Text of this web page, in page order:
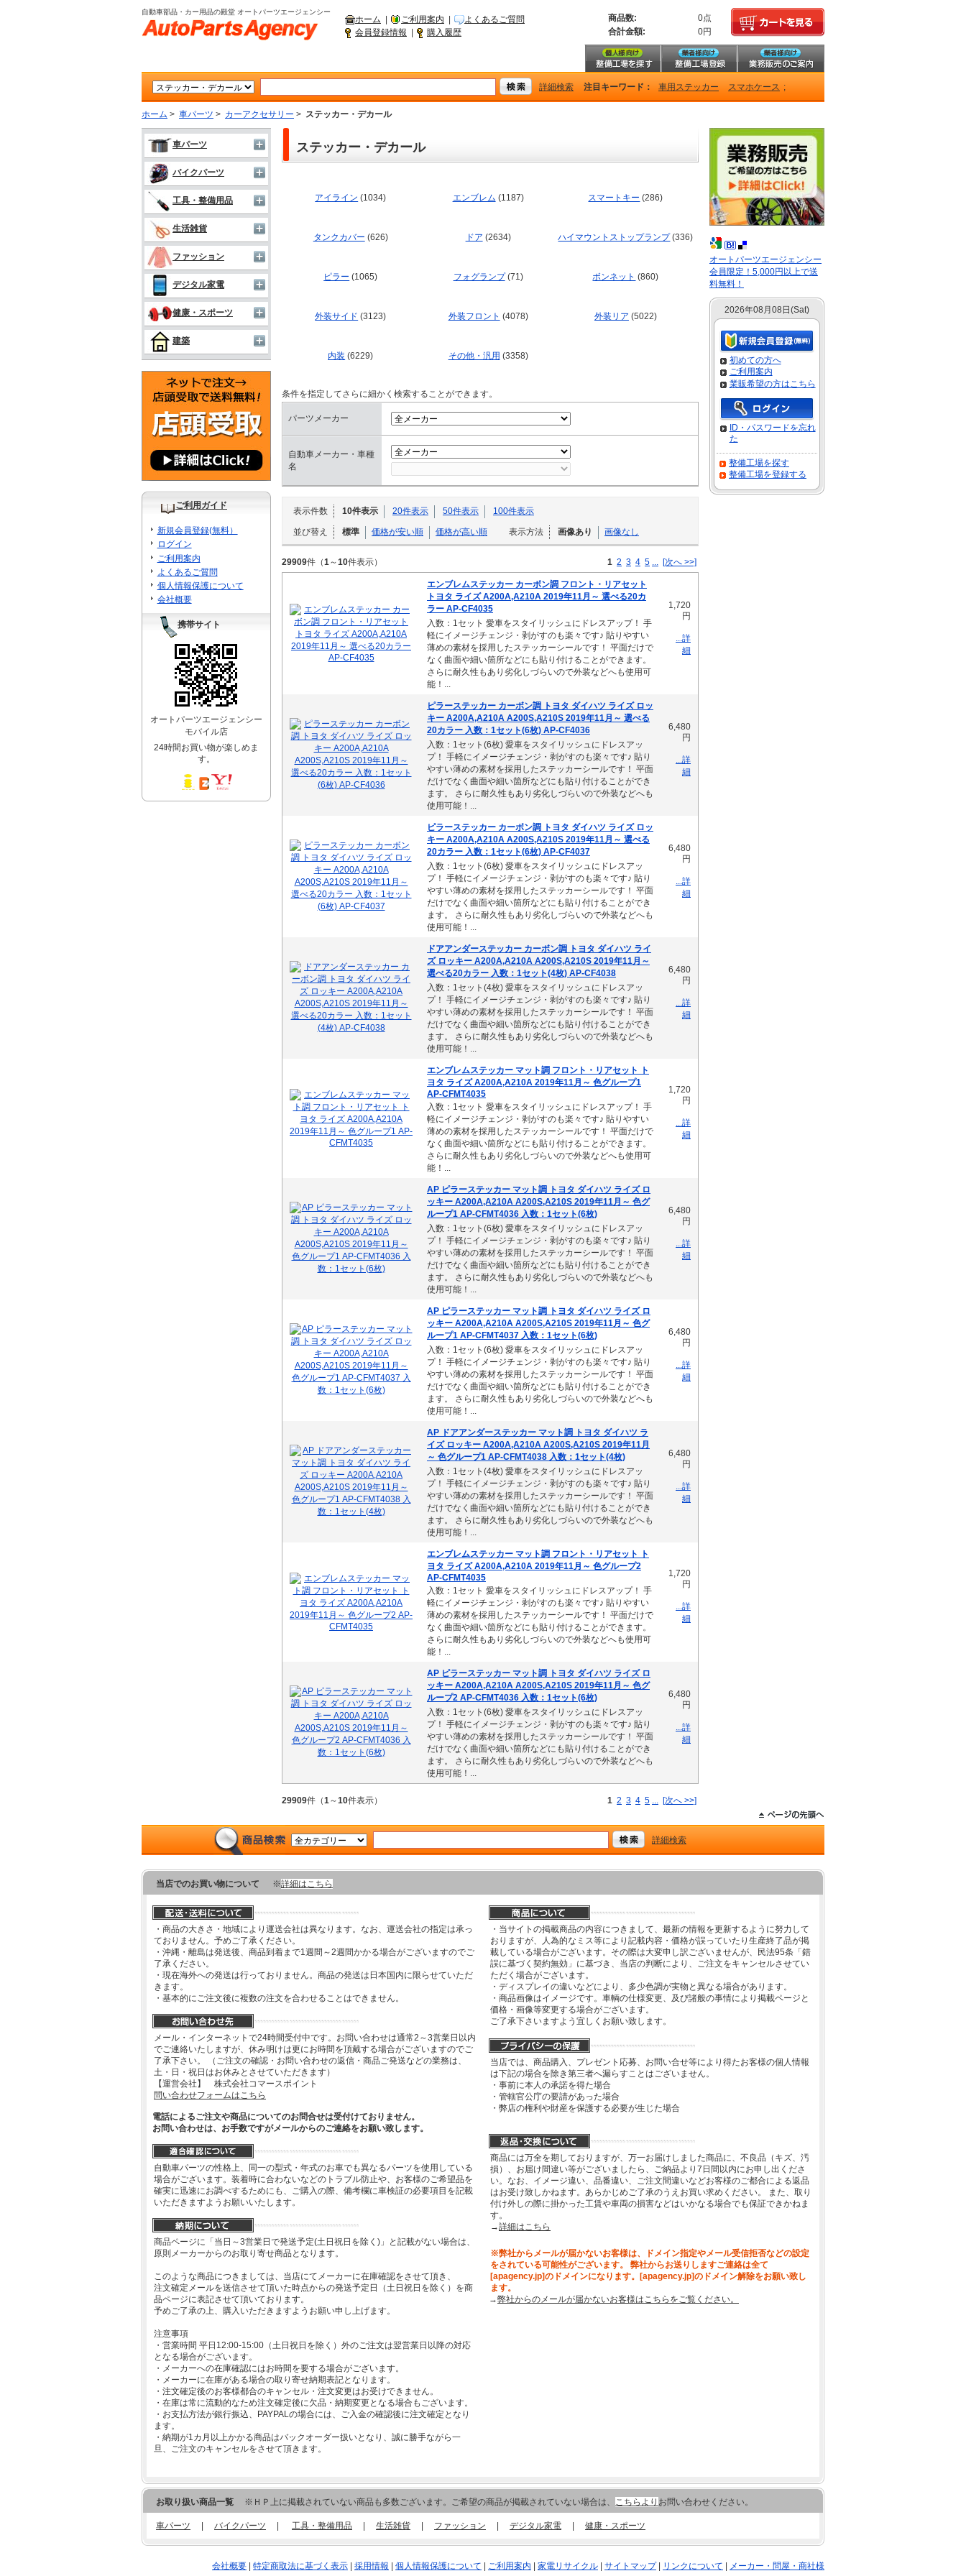
自動車部品・カー用品の殿堂 オートパーツエージェンシー
ホーム ご利用案内
よくあるご質問
会員登録情報
購入履歴
商品数:
0点
合計金額:
0円
詳細検索 注目キーワード： 車用ステッカー スマホケース ;
ホーム > 車パーツ > カーアクセサリー > ステッカー・デカール
車パーツ
バイクパーツ
工具・整備用品
生活雑貨
ファッション
デジタル家電
健康・スポーツ
建築
ご利用ガイド
新規会員登録(無料）
ログイン
ご利用案内
よくあるご質問
個人情報保護について
会社概要
携帯サイト
オートパーツエージェンシー
モバイル店
24時間お買い物が楽しめま
す。
ステッカー・デカール
アイライン (1034) エンブレム (1187) スマートキー (286)
タンクカバー (626) ドア (2634) ハイマウントストップランプ(336)
ピラー (1065) フォグランプ(71) ボンネット (860)
外装サイド (3123) 外装フロント (4078) 外装リア (5022)
内装 (6229) その他・汎用 (3358)
条件を指定してさらに細かく検索することができます。
パーツメーカー
自動車メーカー・車種
名
表示件数 10件表示 20件表示 50件表示 100件表示
並び替え 標準 価格が安い順 価格が高い順 表示方法 画像あり 画像なし
29909件（1～10件表示） 1 2 3 4 5 ... [次へ >>]
エンブレムステッカー カーボン調 フロント・リアセット
トヨタ ライズ A200A,A210A 2019年11月～ 選べる20カ
ラー AP-CF4035
入数：1セット 愛車をスタイリッシュにドレスアップ！ 手
軽にイメージチェンジ・剥がすのも楽々です♪ 貼りやすい
薄めの素材を採用したステッカーシールです！ 平面だけで
なく曲面や細い箇所などにも貼り付けることができます。
さらに耐久性もあり劣化しづらいので外装などへも使用可
能！...
1,720
円
...詳
細
ピラーステッカー カーボン調 トヨタ ダイハツ ライズ ロッ
キー A200A,A210A A200S,A210S 2019年11月～ 選べる
20カラー 入数：1セット(6枚) AP-CF4036
入数：1セット(6枚) 愛車をスタイリッシュにドレスアッ
プ！ 手軽にイメージチェンジ・剥がすのも楽々です♪ 貼り
やすい薄めの素材を採用したステッカーシールです！ 平面
だけでなく曲面や細い箇所などにも貼り付けることができ
ます。 さらに耐久性もあり劣化しづらいので外装などへも
使用可能！...
6,480
円
...詳
細
ピラーステッカー カーボン調 トヨタ ダイハツ ライズ ロッ
キー A200A,A210A A200S,A210S 2019年11月～ 選べる
20カラー 入数：1セット(6枚) AP-CF4037
入数：1セット(6枚) 愛車をスタイリッシュにドレスアッ
プ！ 手軽にイメージチェンジ・剥がすのも楽々です♪ 貼り
やすい薄めの素材を採用したステッカーシールです！ 平面
だけでなく曲面や細い箇所などにも貼り付けることができ
ます。 さらに耐久性もあり劣化しづらいので外装などへも
使用可能！...
6,480
円
...詳
細
ドアアンダーステッカー カーボン調 トヨタ ダイハツ ライ
ズ ロッキー A200A,A210A A200S,A210S 2019年11月～
選べる20カラー 入数：1セット(4枚) AP-CF4038
入数：1セット(4枚) 愛車をスタイリッシュにドレスアッ
プ！ 手軽にイメージチェンジ・剥がすのも楽々です♪ 貼り
やすい薄めの素材を採用したステッカーシールです！ 平面
だけでなく曲面や細い箇所などにも貼り付けることができ
ます。 さらに耐久性もあり劣化しづらいので外装などへも
使用可能！...
6,480
円
...詳
細
エンブレムステッカー マット調 フロント・リアセット ト
ヨタ ライズ A200A,A210A 2019年11月～ 色グループ1
AP-CFMT4035
入数：1セット 愛車をスタイリッシュにドレスアップ！ 手
軽にイメージチェンジ・剥がすのも楽々です♪ 貼りやすい
薄めの素材を採用したステッカーシールです！ 平面だけで
なく曲面や細い箇所などにも貼り付けることができます。
さらに耐久性もあり劣化しづらいので外装などへも使用可
能！...
1,720
円
...詳
細
AP ピラーステッカー マット調 トヨタ ダイハツ ライズ ロ
ッキー A200A,A210A A200S,A210S 2019年11月～ 色グ
ループ1 AP-CFMT4036 入数：1セット(6枚)
入数：1セット(6枚) 愛車をスタイリッシュにドレスアッ
プ！ 手軽にイメージチェンジ・剥がすのも楽々です♪ 貼り
やすい薄めの素材を採用したステッカーシールです！ 平面
だけでなく曲面や細い箇所などにも貼り付けることができ
ます。 さらに耐久性もあり劣化しづらいので外装などへも
使用可能！...
6,480
円
...詳
細
AP ピラーステッカー マット調 トヨタ ダイハツ ライズ ロ
ッキー A200A,A210A A200S,A210S 2019年11月～ 色グ
ループ1 AP-CFMT4037 入数：1セット(6枚)
入数：1セット(6枚) 愛車をスタイリッシュにドレスアッ
プ！ 手軽にイメージチェンジ・剥がすのも楽々です♪ 貼り
やすい薄めの素材を採用したステッカーシールです！ 平面
だけでなく曲面や細い箇所などにも貼り付けることができ
ます。 さらに耐久性もあり劣化しづらいので外装などへも
使用可能！...
6,480
円
...詳
細
AP ドアアンダーステッカー マット調 トヨタ ダイハツ ラ
イズ ロッキー A200A,A210A A200S,A210S 2019年11月
～ 色グループ1 AP-CFMT4038 入数：1セット(4枚)
入数：1セット(4枚) 愛車をスタイリッシュにドレスアッ
プ！ 手軽にイメージチェンジ・剥がすのも楽々です♪ 貼り
やすい薄めの素材を採用したステッカーシールです！ 平面
だけでなく曲面や細い箇所などにも貼り付けることができ
ます。 さらに耐久性もあり劣化しづらいので外装などへも
使用可能！...
6,480
円
...詳
細
エンブレムステッカー マット調 フロント・リアセット ト
ヨタ ライズ A200A,A210A 2019年11月～ 色グループ2
AP-CFMT4035
入数：1セット 愛車をスタイリッシュにドレスアップ！ 手
軽にイメージチェンジ・剥がすのも楽々です♪ 貼りやすい
薄めの素材を採用したステッカーシールです！ 平面だけで
なく曲面や細い箇所などにも貼り付けることができます。
さらに耐久性もあり劣化しづらいので外装などへも使用可
能！...
1,720
円
...詳
細
AP ピラーステッカー マット調 トヨタ ダイハツ ライズ ロ
ッキー A200A,A210A A200S,A210S 2019年11月～ 色グ
ループ2 AP-CFMT4036 入数：1セット(6枚)
入数：1セット(6枚) 愛車をスタイリッシュにドレスアッ
プ！ 手軽にイメージチェンジ・剥がすのも楽々です♪ 貼り
やすい薄めの素材を採用したステッカーシールです！ 平面
だけでなく曲面や細い箇所などにも貼り付けることができ
ます。 さらに耐久性もあり劣化しづらいので外装などへも
使用可能！...
6,480
円
...詳
細
29909件（1～10件表示） 1 2 3 4 5 ... [次へ >>]
オートパーツエージェンシー
会員限定！5,000円以上で送
料無料！
2026年08月08日(Sat)
初めての方へ
ご利用案内
業販希望の方はこちら
ID・パスワードを忘れ
た
整備工場を探す
整備工場を登録する
詳細検索
当店でのお買い物について ※詳細はこちら
・商品の大きさ・地域により運送会社は異なります。なお、運送会社の指定は承っ
ておりません。予めご了承ください。
・沖縄・離島は発送後、商品到着まで1週間～2週間かかる場合がございますのでご
了承ください。
・現在海外への発送は行っておりません。商品の発送は日本国内に限らせていただ
きます。
・基本的にご注文後に複数の注文を合わせることはできません。
メール・インターネットで24時間受付中です。お問い合わせは通常2～3営業日以内
でご連絡いたしますが、休み明けは更にお時間を頂戴する場合がございますのでご
了承下さい。 （ご注文の確認・お問い合わせの返信・商品ご発送などの業務は、
土・日・祝日はお休みとさせていただきます）
【運営会社】 株式会社コマースポイント
問い合わせフォームはこちら
電話によるご注文や商品についてのお問合せは受付けておりません。
お問い合わせは、お手数ですがメールからのご連絡をお願い致します。
自動車パーツの性格上、同一の型式・年式のお車でも異なるパーツを使用している
場合がございます。装着時に合わないなどのトラブル防止や、お客様のご希望品を
確実に迅速にお調べするためにも、ご購入の際、備考欄に車検証の必要項目を記載
いただきますようお願いいたします。
商品ページに「当日～3営業日で発送予定(土日祝日を除く)」と記載がない場合は、
原則メーカーからのお取り寄せ商品となります。
このような商品につきましては、当店にてメーカーに在庫確認をさせて頂き、
注文確定メールを送信させて頂いた時点からの発送予定日（土日祝日を除く）を商
品ページに表記させて頂いております。
予めご了承の上、購入いただきますようお願い申し上げます。
注意事項
・営業時間 平日12:00-15:00（土日祝日を除く）外のご注文は翌営業日以降の対応
となる場合がございます。
・メーカーへの在庫確認にはお時間を要する場合がございます。
・メーカーに在庫がある場合の取り寄せ納期表記となります。
・注文確定後のお客様都合のキャンセル・注文変更はお受けできません。
・在庫は常に流動的なため注文確定後に欠品・納期変更となる場合もございます。
・お支払方法が銀行振込、PAYPALの場合には、ご入金の確認後に注文確定となり
ます。
・納期が1カ月以上かかる商品はバックオーダー扱いとなり、誠に勝手ながら一
旦、ご注文のキャンセルをさせて頂きます。
・当サイトの掲載商品の内容につきまして、最新の情報を更新するように努力して
おりますが、人為的なミス等により記載内容・価格が誤っていたり生産終了品が掲
載している場合がございます。その際は大変申し訳ございませんが、民法95条「錯
誤に基づく契約無効」に基づき、当店の判断により、ご注文をキャンセルさせてい
ただく場合がございます。
・ディスプレイの違いなどにより、多少色調が実物と異なる場合があります。
・商品画像はイメージです。車輌の仕様変更、及び諸般の事情により掲載ページと
価格・画像等変更する場合がございます。
ご了承下さいますよう宜しくお願い致します。
当店では、商品購入、プレゼント応募、お問い合せ等により得たお客様の個人情報
は下記の場合を除き第三者へ漏らすことはございません。
・事前に本人の承諾を得た場合
・管轄官公庁の要請があった場合
・弊店の権利や財産を保護する必要が生じた場合
商品には万全を期しておりますが、万一お届けしました商品に、不良品（キズ、汚
損）、お届け間違い等がございましたら、ご納品より7日間以内にお申し出くださ
い。なお、イメージ違い、品番違い、ご注文間違いなどお客様のご都合による返品
はお受け致しかねます。あらかじめご了承のうえお買い求めください。 また、取り
付け外しの際に掛かった工賃や車両の損害などはいかなる場合でも保証できかねま
す。
→詳細はこちら
※弊社からメールが届かないお客様は、ドメイン指定やメール受信拒否などの設定
をされている可能性がございます。 弊社からお送りしますご連絡は全て
[apagency.jp]のドメインになります。[apagency.jp]のドメイン解除をお願い致し
ます。
→弊社からのメールが届かないお客様はこちらをご覧ください。
お取り扱い商品一覧 ※ＨＰ上に掲載されていない商品も多数ございます。ご希望の商品が掲載されていない場合は、 こちらより お問い合わせください。
車パーツ バイクパーツ 工具・整備用品 生活雑貨 ファッション デジタル家電 健康・スポーツ
会社概要 特定商取法に基づく表示 採用情報 個人情報保護について ご利用案内 家電リサイクル サイトマップ| リンクについて メーカー・問屋・商社様